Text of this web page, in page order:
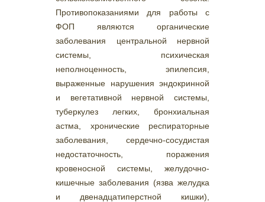
Противопоказаниями для работы с
ФОП являются органические
заболевания центральной нервной
системы, психическая
неполноценность, эпилепсия,
выраженные нарушения эндокринной
и вегетативной нервной системы,
туберкулез легких, бронхиальная
астма, хронические респираторные
заболевания, сердечно-сосудистая
недостаточность, поражения
кровеносной системы, желудочно-
кишечные заболевания (язва желудка
и двенадцатиперстной кишки),